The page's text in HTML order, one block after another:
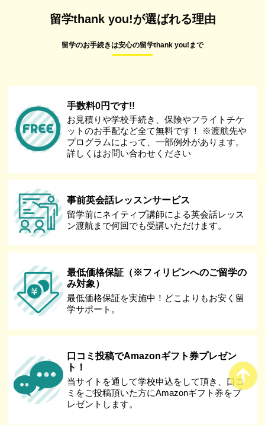
留学thank you!が選ばれる理由
留学のお手続きは安心の留学thank you!まで
手数料0円です!!
お見積りや学校手続き、保険やフライトチケ
ットのお手配など全て無料です！ ※渡航先や
プログラムによって、一部例外があります。
詳しくはお問い合わせください
事前英会話レッスンサービス
留学前にネイティブ講師による英会話レッス
ン渡航まで何回でも受講いただけます。
最低価格保証（※フィリピンへのご留学の
み対象）
最低価格保証を実施中！どこよりもお安く留
学サポート。
口コミ投稿でAmazonギフト券プレゼン
ト！
当サイトを通して学校申込をして頂き、口コ
ミをご投稿頂いた方にAmazonギフト券をプ
レゼントします。